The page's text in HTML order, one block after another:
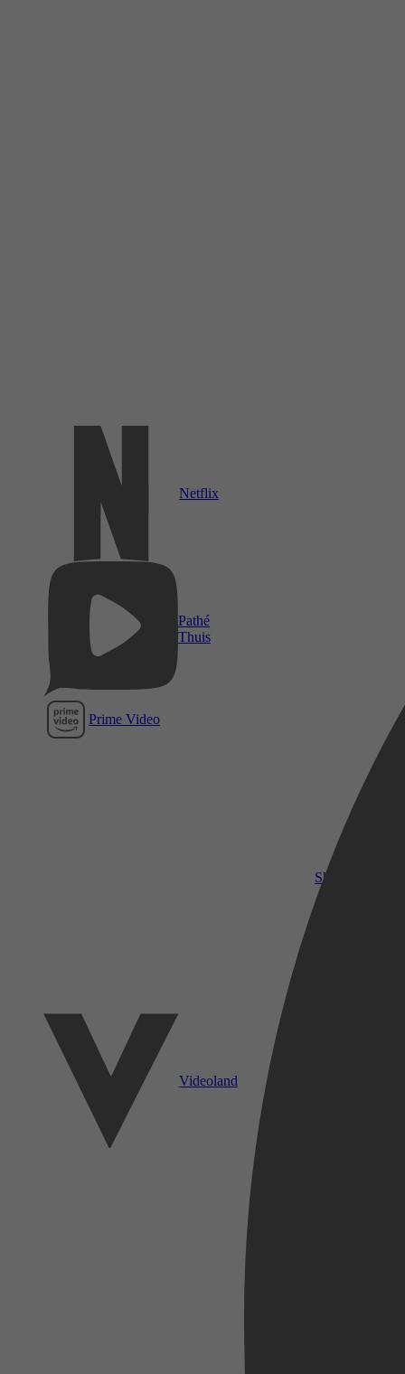
Netflix
Pathé
Thuis
Prime Video
SkyShowtime
Videoland